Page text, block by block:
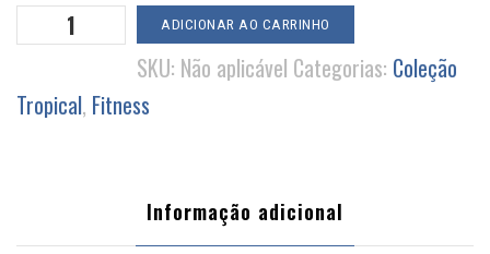
Legging
Ginger
quantidade
ADICIONAR AO CARRINHO
SKU: Não aplicável Categorias: Coleção
Tropical, Fitness
Informação adicional